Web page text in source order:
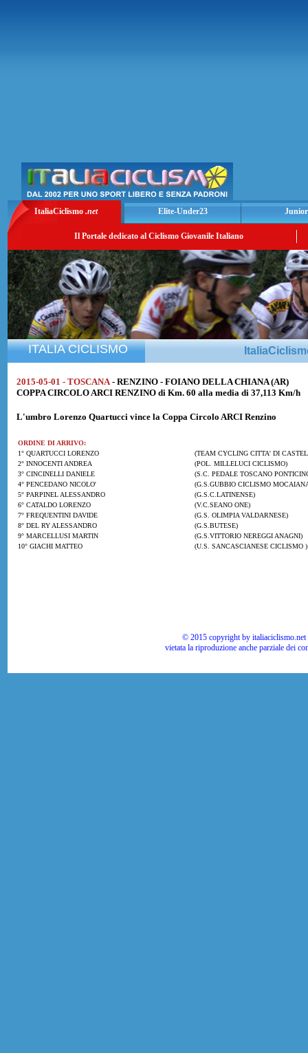
ItaliaCiclismo .net Elite-Under23
Il Portale dedicato al Ciclismo Giovanile Italiano
ITALIA CICLISMO
2015-05-01 - TOSCANA - RENZINO - FOIANO DELLA CHIANA (AR)
COPPA CIRCOLO ARCI RENZINO di Km. 60 alla media di 37,113 Km/h
L'umbro Lorenzo Quartucci vince la Coppa Circolo ARCI Renzino
ORDINE DI ARRIVO:
1° QUARTUCCI LORENZO
(TEAM CYCLING CITTA' DI
2° INNOCENTI ANDREA
(POL. MILLELUCI CICLISMO)
3° CINCINELLI DANIELE
(S.C. PEDALE TOSCANO
4° PENCEDANO NICOLO'
(G.S.GUBBIO CICLISMO
5° PARPINEL ALESSANDRO
(G.S.C.LATINENSE)
6° CATALDO LORENZO
(V.C.SEANO ONE)
7° FREQUENTINI DAVIDE
(G.S. OLIMPIA VALDARNESE)
8° DEL RY ALESSANDRO
(G.S.BUTESE)
9° MARCELLUSI MARTIN
(G.S.VITTORIO NEREGGI ANAGNI)
10° GIACHI MATTEO
(U.S. SANCASCIANESE CICLISMO )
© 2015 copyright by
vietata la riproduzione anche parziale dei